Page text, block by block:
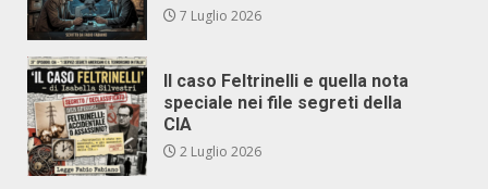
7 Luglio 2026
Il caso Feltrinelli e quella nota
speciale nei file segreti della
CIA
2 Luglio 2026